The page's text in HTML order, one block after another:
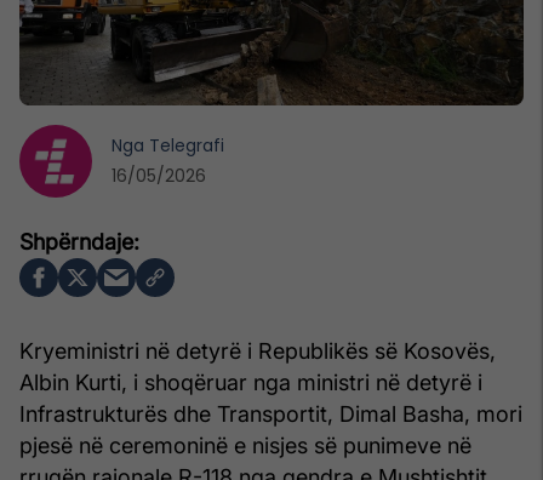
Kryeministri në detyrë i Republikës së Kosovës,
Albin Kurti, i shoqëruar nga ministri në detyrë i
Infrastrukturës dhe Transportit, Dimal Basha, mori
pjesë në ceremoninë e nisjes së punimeve në
Nga Telegrafi
16/05/2026